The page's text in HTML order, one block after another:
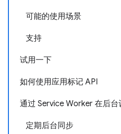
可能的使用场景
支持
试用一下
如何使用应用标记 API
通过 Service Worker 在后
定期后台同步